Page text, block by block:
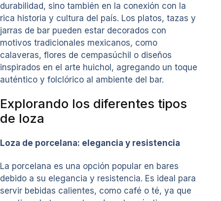
durabilidad, sino también en la conexión con la
rica historia y cultura del país. Los platos, tazas y
jarras de bar pueden estar decorados con
motivos tradicionales mexicanos, como
calaveras, flores de cempasúchil o diseños
inspirados en el arte huichol, agregando un toque
auténtico y folclórico al ambiente del bar.
Explorando los diferentes tipos
de loza
Loza de porcelana: elegancia y resistencia
La porcelana es una opción popular en bares
debido a su elegancia y resistencia. Es ideal para
servir bebidas calientes, como café o té, ya que